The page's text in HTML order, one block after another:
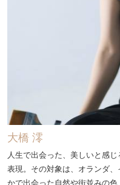
大橋 澪
人生で出会った、美しいと感
表現。その対象は、オランダ
かで出会った自然や街並みの